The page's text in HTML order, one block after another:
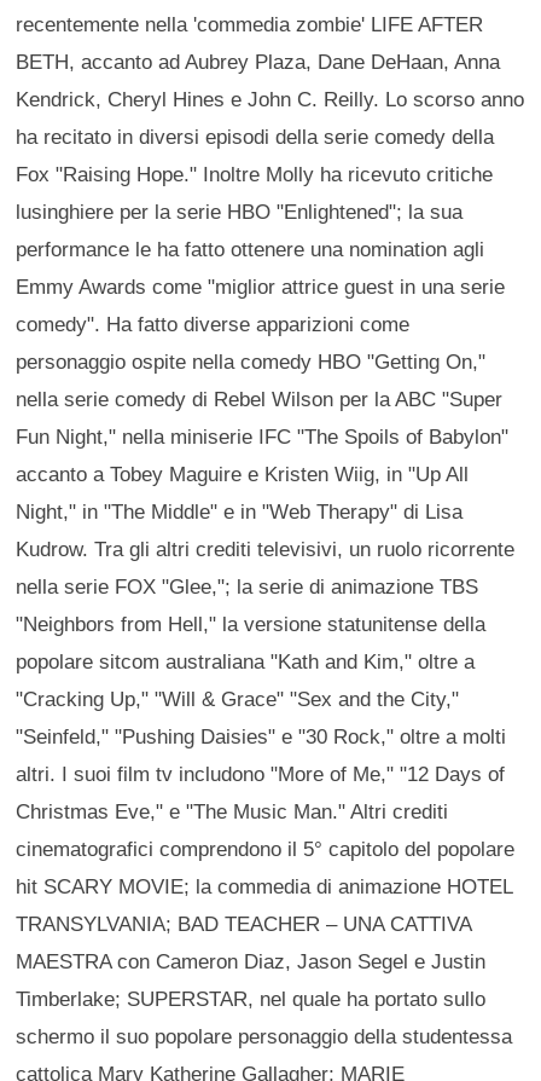
recentemente nella 'commedia zombie' LIFE AFTER
BETH, accanto ad Aubrey Plaza, Dane DeHaan, Anna
Kendrick, Cheryl Hines e John C. Reilly. Lo scorso anno
ha recitato in diversi episodi della serie comedy della
Fox "Raising Hope." Inoltre Molly ha ricevuto critiche
lusinghiere per la serie HBO "Enlightened"; la sua
performance le ha fatto ottenere una nomination agli
Emmy Awards come "miglior attrice guest in una serie
comedy". Ha fatto diverse apparizioni come
personaggio ospite nella comedy HBO "Getting On,"
nella serie comedy di Rebel Wilson per la ABC "Super
Fun Night," nella miniserie IFC "The Spoils of Babylon"
accanto a Tobey Maguire e Kristen Wiig, in "Up All
Night," in "The Middle" e in "Web Therapy" di Lisa
Kudrow. Tra gli altri crediti televisivi, un ruolo ricorrente
nella serie FOX "Glee,"; la serie di animazione TBS
"Neighbors from Hell," la versione statunitense della
popolare sitcom australiana "Kath and Kim," oltre a
"Cracking Up," "Will & Grace" "Sex and the City,"
"Seinfeld," "Pushing Daisies" e "30 Rock," oltre a molti
altri. I suoi film tv includono "More of Me," "12 Days of
Christmas Eve," e "The Music Man." Altri crediti
cinematografici comprendono il 5° capitolo del popolare
hit SCARY MOVIE; la commedia di animazione HOTEL
TRANSYLVANIA; BAD TEACHER – UNA CATTIVA
MAESTRA con Cameron Diaz, Jason Segel e Justin
Timberlake; SUPERSTAR, nel quale ha portato sullo
schermo il suo popolare personaggio della studentessa
cattolica Mary Katherine Gallagher; MARIE